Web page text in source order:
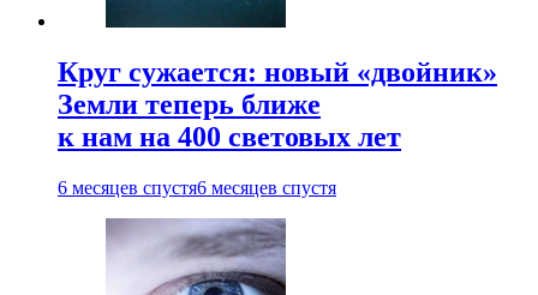
Круг сужается: новый «двойник»
Земли теперь ближе
к нам на 400 световых лет
6 месяцев спустя6 месяцев спустя